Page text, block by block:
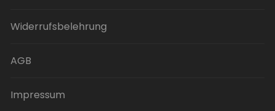
Widerrufsbelehrung
AGB
Impressum